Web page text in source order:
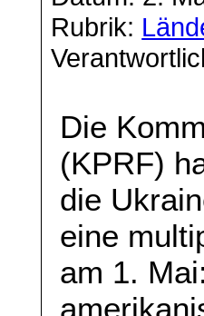
Rubrik:
Die
(KPRF)
die
eine
am 1.